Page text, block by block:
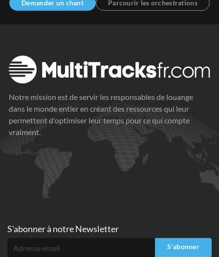
Demander un chant Parcourir les orchestrations
Notre mission est de servir les responsables de louange
dans le monde entier en créant des ressources qui leur
permettent d'optimiser leur temps pour ce qui compte
vraiment.
S'abonner à notre Newsletter
S'abonner